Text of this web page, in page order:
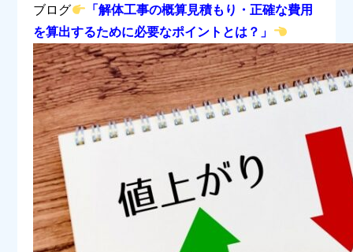
ブログ
「解体工事の概算見積もり・正確な費用
を算出するために必要なポイントとは？」